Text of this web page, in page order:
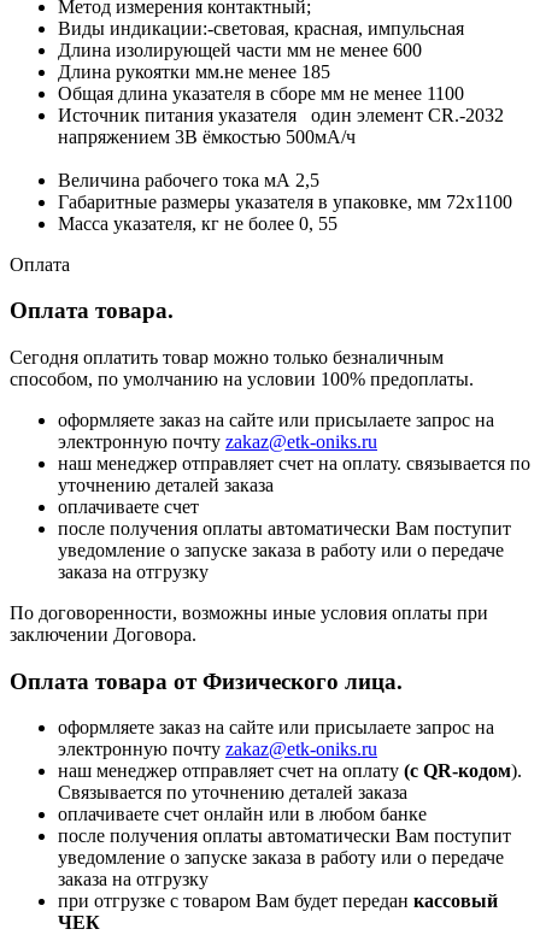
Метод измерения контактный;
Виды индикации:-световая, красная, импульсная
Длина изолирующей части мм не менее 600
Длина рукоятки мм.не менее 185
Общая длина указателя в сборе мм не менее 1100
Источник питания указателя один элемент СR.-2032
напряжением 3В ёмкостью 500мА/ч
Величина рабочего тока мА 2,5
Габаритные размеры указателя в упаковке, мм 72х1100
Масса указателя, кг не более 0, 55
Оплата
Оплата товара.
Сегодня оплатить товар можно только безналичным
способом, по умолчанию на условии 100% предоплаты.
оформляете заказ на сайте или присылаете запрос на
электронную почту zakaz@etk-oniks.ru
наш менеджер отправляет счет на оплату. связывается по
уточнению деталей заказа
оплачиваете счет
после получения оплаты автоматически Вам поступит
уведомление о запуске заказа в работу или о передаче
заказа на отгрузку
По договоренности, возможны иные условия оплаты при
заключении Договора.
Оплата товара от Физического лица.
оформляете заказ на сайте или присылаете запрос на
электронную почту zakaz@etk-oniks.ru
наш менеджер отправляет счет на оплату (с QR-кодом).
Связывается по уточнению деталей заказа
оплачиваете счет онлайн или в любом банке
после получения оплаты автоматически Вам поступит
уведомление о запуске заказа в работу или о передаче
заказа на отгрузку
при отгрузке с товаром Вам будет передан кассовый
ЧЕК